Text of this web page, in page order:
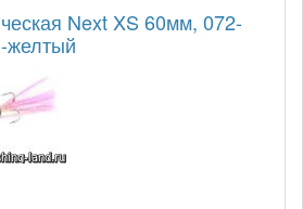
Next XS 60мм, 072-
желтый